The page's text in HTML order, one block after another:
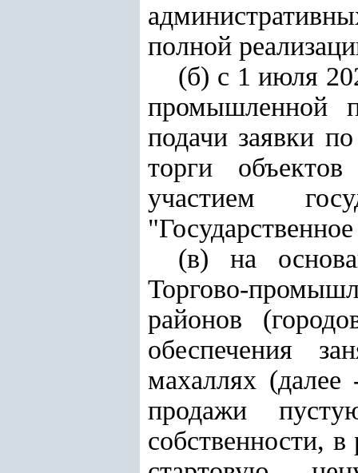
полной
(б) с 1 июля
промышленной
подачи заявки
торги
участием
(в) на
Торгово-
районов
обеспечения
махаллях
продажи
собственности,